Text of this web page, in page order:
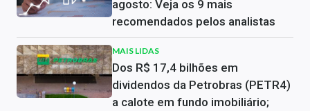
agosto: Veja os 9 mais
recomendados pelos analistas
MAIS LIDAS
Dos R$ 17,4 bilhões em
dividendos da Petrobras (PETR4)
a calote em fundo imobiliário;